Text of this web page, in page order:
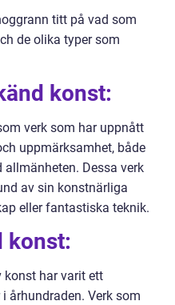
titt på vad som
de olika typer som
konst:
verk som har uppnått
uppmärksamhet, både
Dessa verk
av sin konstnärliga
eller fantastiska teknik.
konst:
konst har varit ett
århundraden. Verk som